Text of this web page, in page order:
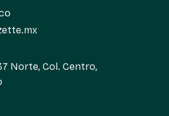
Norte, Col. Centro,